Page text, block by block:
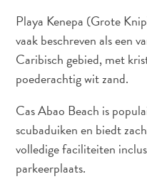
Waar
staat
Playa Kenepa (Grote
vaak beschreven als een
Caribisch gebied, met
poederachtig wit zand.
Cas Abao Beach is
scubaduiken en biedt
volledige faciliteiten
parkeerplaats.